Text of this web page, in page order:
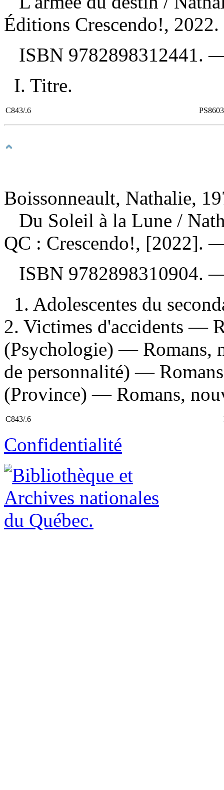
Éditions Crescendo!, 2022.
ISBN 9782898312441.
I. Titre.
C843/.6
Boissonneault, Nathalie,
Du Soleil à la Lune /
QC : Crescendo!, [2022].
ISBN 9782898310904.
1. Adolescentes du
2. Victimes d'accidents —
(Psychologie) — Romans,
de personnalité) —
(Province) — Romans,
C843/.6
Confidentialité